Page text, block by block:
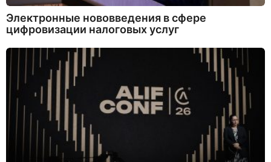
Электронные нововведения в сфере
цифровизации налоговых услуг